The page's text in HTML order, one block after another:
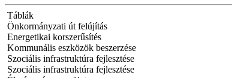
Táblák
Önkormányzati út felújítás
Energetikai korszerűsítés
Kommunális eszközök beszerzése
Szociális infrastruktúra fejlesztése
Szociális infrastruktúra fejlesztése